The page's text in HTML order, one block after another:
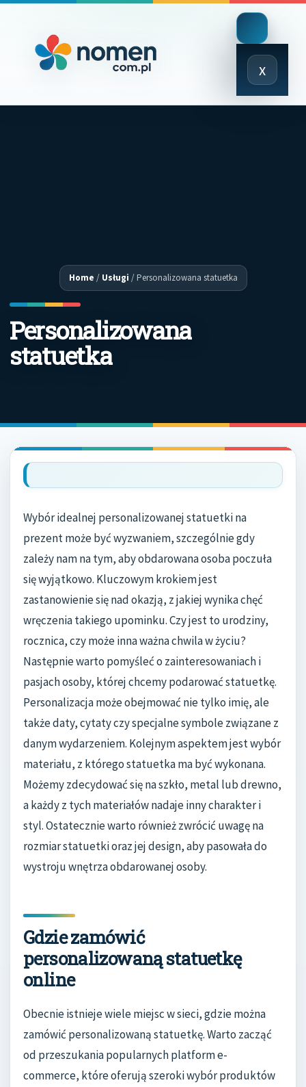
x
Close
Menu
Home / Usługi /Personalizowana statuetka
Personalizowana
statuetka
Wybór idealnej personalizowanej statuetki na
prezent może być wyzwaniem, szczególnie gdy
zależy nam na tym, aby obdarowana osoba poczuła
się wyjątkowo. Kluczowym krokiem jest
zastanowienie się nad okazją, z jakiej wynika chęć
wręczenia takiego upominku. Czy jest to urodziny,
rocznica, czy może inna ważna chwila w życiu?
Następnie warto pomyśleć o zainteresowaniach i
pasjach osoby, której chcemy podarować statuetkę.
Personalizacja może obejmować nie tylko imię, ale
także daty, cytaty czy specjalne symbole związane z
danym wydarzeniem. Kolejnym aspektem jest wybór
materiału, z którego statuetka ma być wykonana.
Możemy zdecydować się na szkło, metal lub drewno,
a każdy z tych materiałów nadaje inny charakter i
styl. Ostatecznie warto również zwrócić uwagę na
rozmiar statuetki oraz jej design, aby pasowała do
wystroju wnętrza obdarowanej osoby.
Gdzie zamówić
personalizowaną statuetkę
online
Obecnie istnieje wiele miejsc w sieci, gdzie można
zamówić personalizowaną statuetkę. Warto zacząć
od przeszukania popularnych platform e-
commerce, które oferują szeroki wybór produktów